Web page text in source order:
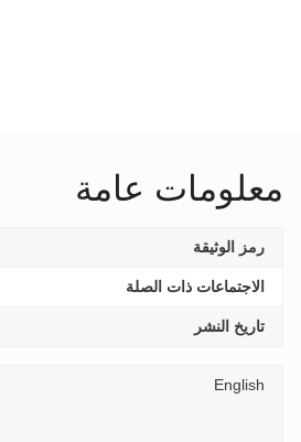
معلومات عامة
رمز الوثيقة
الاجتماعات ذات الصلة
تاريخ النشر
English